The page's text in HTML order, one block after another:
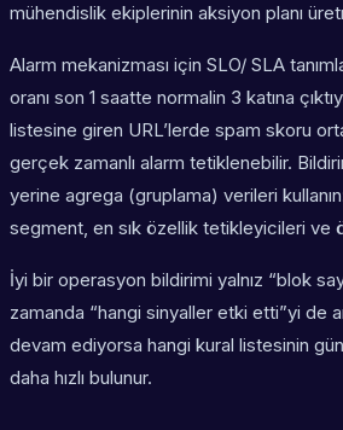
mühendislik ekiplerinin aksiyon planı
Alarm mekanizması için SLO/ SLA
oranı son 1 saatte normalin 3 katına
listesine giren URL’lerde spam skoru
gerçek zamanlı alarm tetiklenebilir.
yerine agrega (gruplama) verileri
segment, en sık özellik tetikleyicileri ve
İyi bir operasyon bildirimi yalnız “blok
zamanda “hangi sinyaller etki etti”yi de
devam ediyorsa hangi kural listesinin
daha hızlı bulunur.